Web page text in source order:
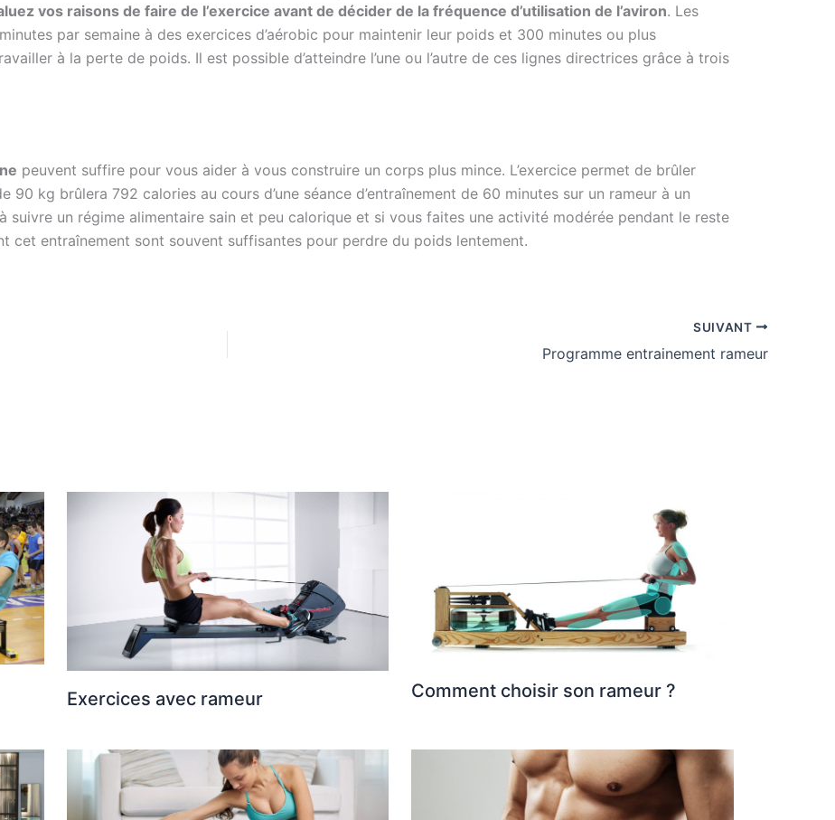
vos raisons de faire de l’exercice avant de décider de la fréquence d’utilisation de l’aviron. Les
par semaine à des exercices d’aérobic pour maintenir leur poids et 300 minutes ou plus
à la perte de poids. Il est possible d’atteindre l’une ou l’autre de ces lignes directrices grâce à trois
peuvent suffire pour vous aider à vous construire un corps plus mince. L’exercice permet de brûler
90 kg brûlera 792 calories au cours d’une séance d’entraînement de 60 minutes sur un rameur à un
suivre un régime alimentaire sain et peu calorique et si vous faites une activité modérée pendant le reste
cet entraînement sont souvent suffisantes pour perdre du poids lentement.
SUIVANT
Programme entrainement rameur
Exercices avec rameur Comment choisir son rameur ?